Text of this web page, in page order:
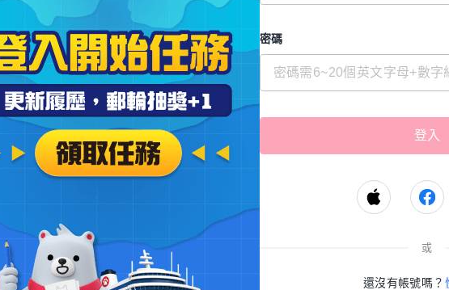
密碼
或
還沒有帳號嗎？